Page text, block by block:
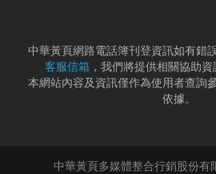
中華黃頁網路電話簿刊登資訊如有錯
客服信箱 ，我們將提供相關協助資
本網站內容及資訊僅作為使用者查詢
依據。
中華黃頁多媒體整合行銷股份